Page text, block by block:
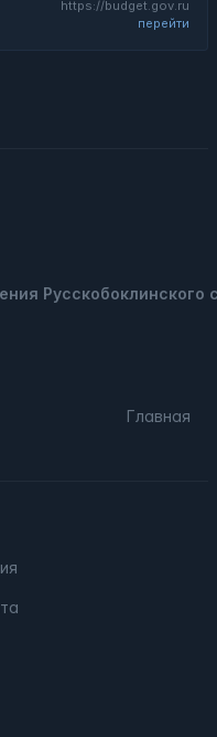
https://budget.gov.ru
перейти
Главная